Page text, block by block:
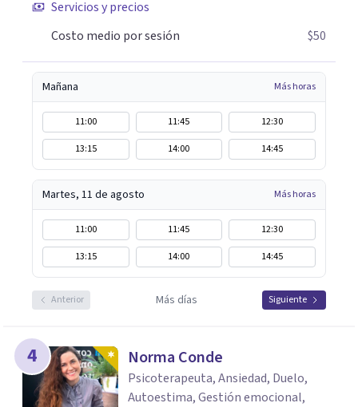
Servicios y precios
Costo medio por sesión
$50
Mañana Más horas
11:00 11:45
12:30
13:15
14:00 14:45
Martes, 11 de agosto Más horas
11:00 11:45
12:30
13:15
14:00 14:45
Anterior Más días Siguiente
4 Norma Conde
Psicoterapeuta, Ansiedad, Duelo,
Autoestima, Gestión emocional,